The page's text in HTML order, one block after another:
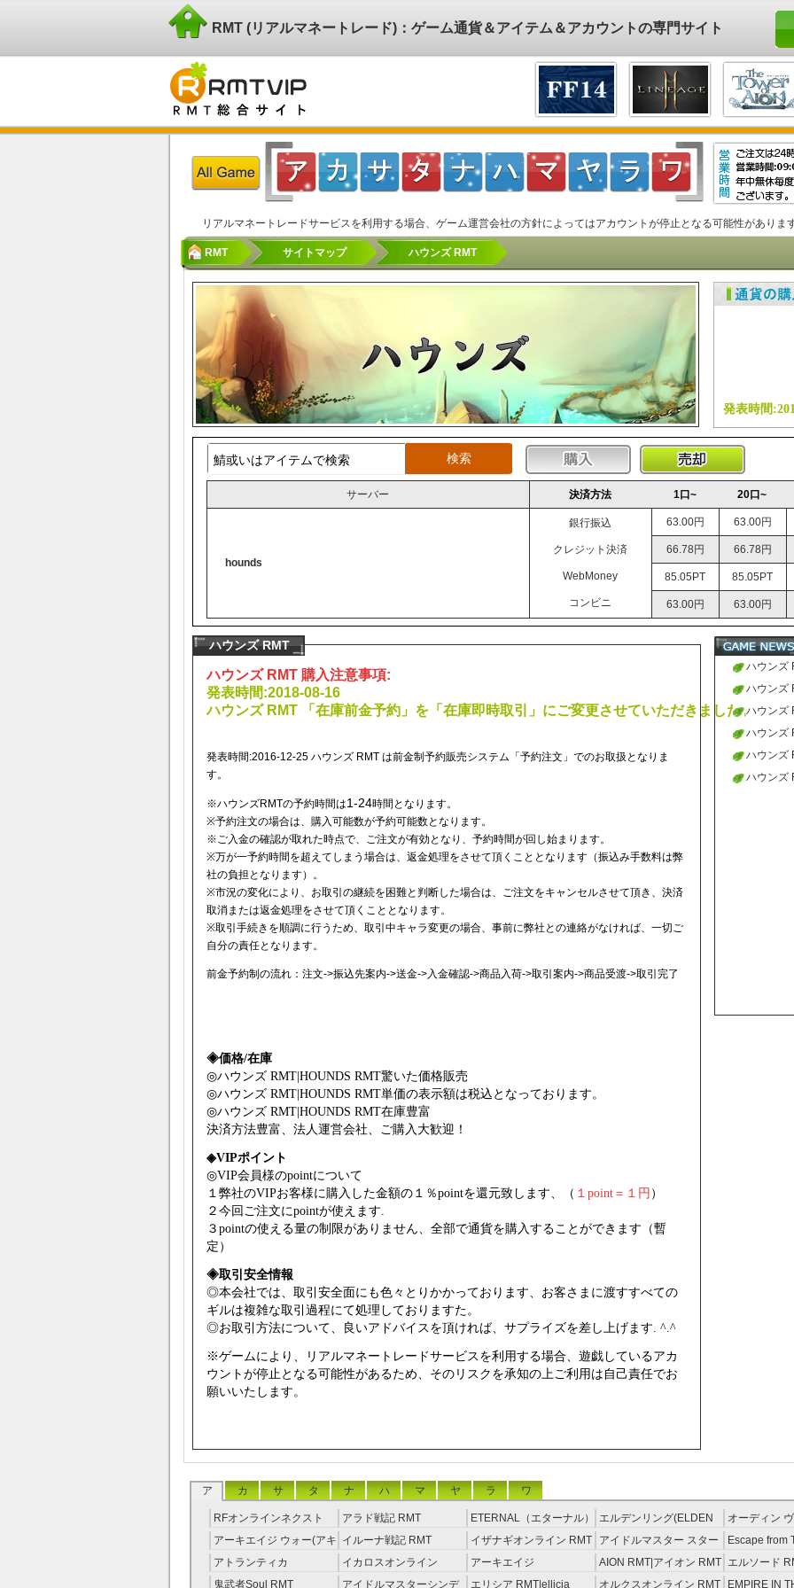
RMT (リアルマネートレード)：ゲーム通貨＆アイテム＆アカウントの専門サイト
リアルマネートレードサービスを利用する場合、ゲーム運営会社の方針によってはアカウントが停止となる可能性がありま
RMT サイトマップ ハウンズ RMT
発表時間
サーバー 決済方法 1口~ 20口~
hounds
銀行振込
クレジット決済
WebMoney
コンビニ
63.00円 63.00円
66.78円 66.78円
85.05PT 85.05PT
63.00円 63.00円
ハウンズ RMT
ハウンズ RMT 購入注意事項:
発表時間:2018-08-16
ハウンズ RMT 「在庫前金予約」を「在庫即時取引」にご変更させていただきました。
発表時間:2016-12-25 ハウンズ RMT は前金制予約販売システム「予約注文」でのお取扱となりま
す。
※ハウンズRMTの予約時間は1-24時間となります。
※予約注文の場合は、購入可能数が予約可能数となります。
※ご入金の確認が取れた時点で、ご注文が有効となり、予約時間が回し始まります。
※万が一予約時間を超えてしまう場合は、返金処理をさせて頂くこととなります（振込み手数料は弊
社の負担となります）。
※市況の変化により、お取引の継続を困難と判断した場合は、ご注文をキャンセルさせて頂き、決済
取消または返金処理をさせて頂くこととなります。
※取引手続きを順調に行うため、取引中キャラ変更の場合、事前に弊社との連絡がなければ、一切ご
自分の責任となります。
前金予約制の流れ：注文->振込先案内->送金->入金確認->商品入荷->取引案内->商品受渡->取引完了
◈価格/在庫
◎ハウンズ RMT|HOUNDS RMT驚いた価格販売
◎ハウンズ RMT|HOUNDS RMT単価の表示額は税込となっております。
◎ハウンズ RMT|HOUNDS RMT在庫豊富
決済方法豊富、法人運営会社、ご購入大歓迎！
◈VIPポイント
◎VIP会員様のpointについて
１弊社のVIPお客様に購入した金額の１％pointを還元致します、（ １point＝１円 ）
２今回ご注文にpointが使えます.
３pointの使える量の制限がありません、全部で通貨を購入することができます（暫
定）
◈取引安全情報
◎本会社では、取引安全面にも色々とりかかっております、お客さまに渡すすべての
ギルは複雑な取引過程にて処理しておりますた。
◎お取引方法について、良いアドバイスを頂ければ、サプライズを差し上げます. ^.^
※ゲームにより、リアルマネートレードサービスを利用する場合、遊戯しているアカ
ウントが停止となる可能性があるため、そのリスクを承知の上ご利用は自己責任でお
願いいたします。
ハウンズ
ハウンズ
ハウンズ
ハウンズ
ハウンズ
す。
ハウンズ
ア カ サ タ ナ ハ マ ヤ ラ ワ
RFオンラインネクスト
RMT
アラド戦記 RMT
ETERNAL（エターナル）
RMT
エルデンリング(ELDEN
RING) RMT
オーディン
イジング
アーキエイジ ウォー(アキ
ウオ) RMT
イルーナ戦記 RMT イザナギオンライン RMT
アイドルマスター スター
ライトステージ RMT
Escape from
RMT
アトランティカ
RMT|Atlantica RMT
イカロスオンライン
RMT（予約制）
アーキエイジ
RMT|ArcheAge RMT（予
AION RMT|アイオン RMT エルソード
鬼武者Soul RMT
アイドルマスターシンデ エリシア RMT|ellicia オルクスオンライン RMT EMPIRE IN